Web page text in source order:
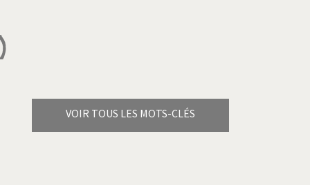
VOIR TOUS LES MOTS-CLÉS